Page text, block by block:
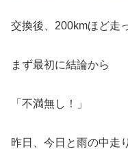
交換後、200kmほど走
まず最初に結論から
「不満無し！」
昨日、今日と雨の中走